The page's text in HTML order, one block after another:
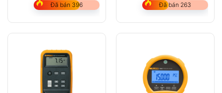
Đã bán 396 Đã bán 263